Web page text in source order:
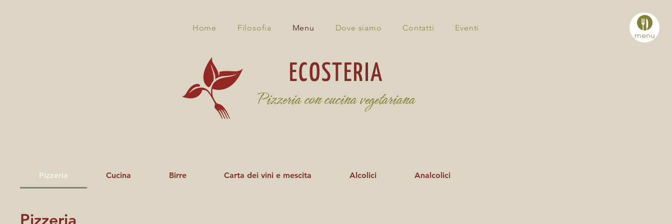
menu
Home Filosofia Menu Dove siamo Contatti Eventi
ECOSTERIA
Pizzeria con cucina vegetariana
Pizzeria Cucina Birre Carta dei vini e mescita Alcolici Analcolici
Pizzeria